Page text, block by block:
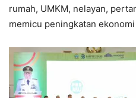
rumah, UMKM, nelayan,
memicu peningkatan